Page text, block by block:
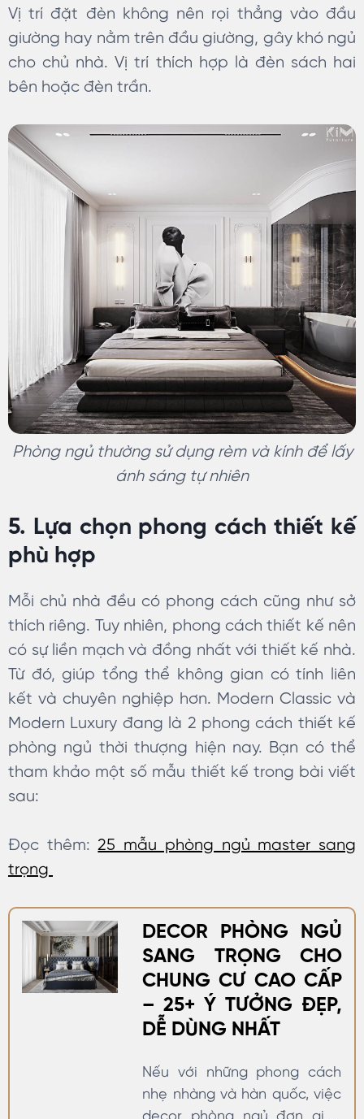
Vị trí đặt đèn không nên rọi thẳng vào đầu
giường hay nằm trên đầu giường, gây khó ngủ
cho chủ nhà. Vị trí thích hợp là đèn sách hai
bên hoặc đèn trần.
Phòng ngủ thường sử dụng rèm và kính để lấy
ánh sáng tự nhiên
5. Lựa chọn phong cách thiết kế
phù hợp
Mỗi chủ nhà đều có phong cách cũng như sở
thích riêng. Tuy nhiên, phong cách thiết kế nên
có sự liền mạch và đồng nhất với thiết kế nhà.
Từ đó, giúp tổng thể không gian có tính liên
kết và chuyên nghiệp hơn. Modern Classic và
Modern Luxury đang là 2 phong cách thiết kế
phòng ngủ thời thượng hiện nay. Bạn có thể
tham khảo một số mẫu thiết kế trong bài viết
sau:
Đọc thêm:25 mẫu phòng ngủ master sang
trọng
DECOR PHÒNG NGỦ
SANG TRỌNG CHO
CHUNG CƯ CAO CẤP
– 25+ Ý TƯỞNG ĐẸP,
DỄ DÙNG NHẤT
Nếu với những phong cách
nhẹ nhàng và hàn quốc, việc